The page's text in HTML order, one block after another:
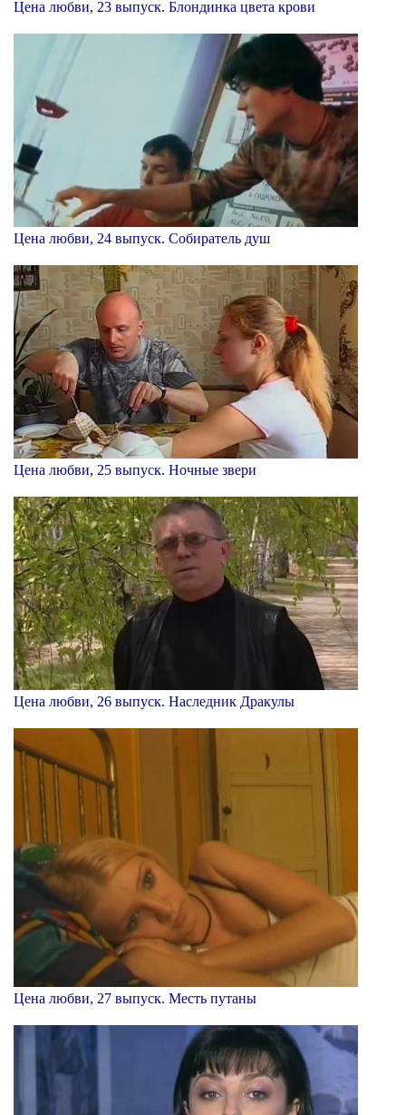
Цена любви, 23 выпуск. Блондинка цвета крови
Цена любви, 24 выпуск. Собиратель душ
Цена любви, 25 выпуск. Ночные звери
Цена любви, 26 выпуск. Наследник Дракулы
Цена любви, 27 выпуск. Месть путаны